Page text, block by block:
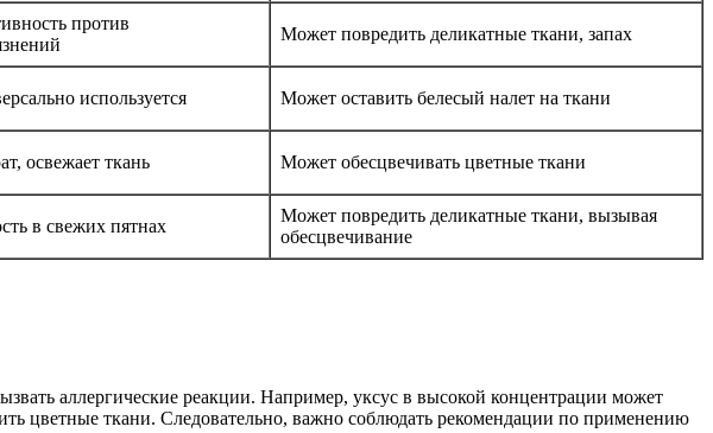
против
Может повредить деликатные ткани, запах
используется Может оставить белесый налет на ткани
освежает ткань Может обесцвечивать цветные ткани
в свежих пятнах
Может повредить деликатные ткани, вызывая
обесцвечивание
аллергические реакции. Например, уксус в высокой концентрации может
цветные ткани. Следовательно, важно соблюдать рекомендации по применению